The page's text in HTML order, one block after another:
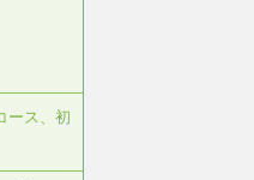
ース、初